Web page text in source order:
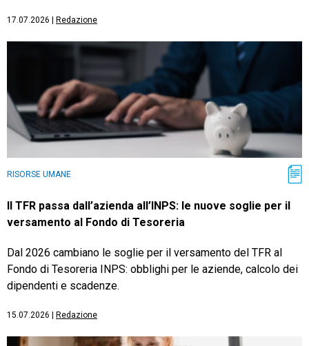
17.07.2026 Redazione
RISORSE UMANE
Il TFR passa dall’azienda all’INPS: le nuove soglie per il
versamento al Fondo di Tesoreria
Dal 2026 cambiano le soglie per il versamento del TFR al
Fondo di Tesoreria INPS: obblighi per le aziende, calcolo dei
dipendenti e scadenze.
15.07.2026 Redazione